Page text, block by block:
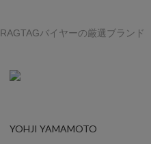
RAGTAGバイヤーの厳選ブランド
YOHJI YAMAMOTO